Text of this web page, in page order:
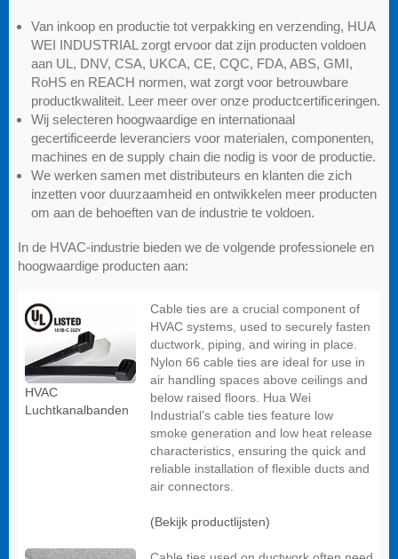
Van inkoop en productie tot verpakking en verzending, HUA
WEI INDUSTRIAL zorgt ervoor dat zijn producten voldoen
aan UL, DNV, CSA, UKCA, CE, CQC, FDA, ABS, GMI,
RoHS en REACH normen, wat zorgt voor betrouwbare
productkwaliteit. Leer meer over onze productcertificeringen.
Wij selecteren hoogwaardige en internationaal
gecertificeerde leveranciers voor materialen, componenten,
machines en de supply chain die nodig is voor de productie.
We werken samen met distributeurs en klanten die zich
inzetten voor duurzaamheid en ontwikkelen meer producten
om aan de behoeften van de industrie te voldoen.
In de HVAC-industrie bieden we de volgende professionele en
hoogwaardige producten aan:
HVAC
Luchtkanalbanden
Cable ties are a crucial component of
HVAC systems, used to securely fasten
ductwork, piping, and wiring in place.
Nylon 66 cable ties are ideal for use in
air handling spaces above ceilings and
below raised floors. Hua Wei
Industrial’s cable ties feature low
smoke generation and low heat release
characteristics, ensuring the quick and
reliable installation of flexible ducts and
air connectors.
(Bekijk productlijsten)